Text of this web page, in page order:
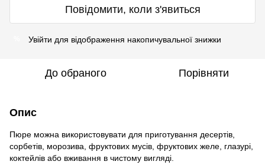
Повідомити, коли з'явиться
Увійти для відображення накопичувальної знижки
До обраного Порівняти
Опис
Пюре можна використовувати для приготування десертів,
сорбетів, морозива, фруктових мусів, фруктових желе, глазурі,
коктейлів або вживання в чистому вигляді.